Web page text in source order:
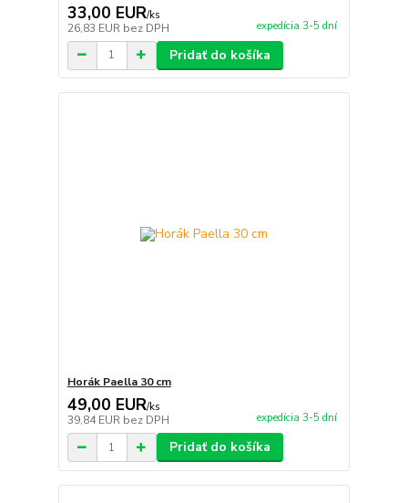
33,00 EUR/ks
26,83 EUR bez DPH expedícia 3-5 dní
Pridať do košíka
Horák Paella 30 cm
49,00 EUR/ks
39,84 EUR bez DPH expedícia 3-5 dní
Pridať do košíka